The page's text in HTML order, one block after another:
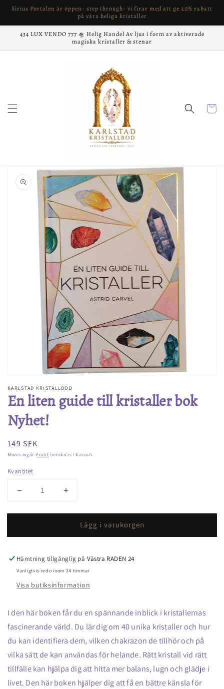
vidare
innehåll
Sirius Portalen är öppen- step through- vi firar med att ge 20% rabatt
på våra heliga kristaller
434 LUX VENDO 777 🛸 Helig Handel Av ljus i form av aktiverade
magiska kristaller & stenar
vidare till
Öppna
media
i
KARLSTAD KRISTALLBOD
En liten guide till kristaller bok
Nyhet!
Ordinarie
pris
149 SEK
Moms ingår. Frakt beräknas i kassan.
Kvantitet
Minska
för
liten
till
kristaller
Nyhet!
Öka
för
liten
till
kristaller
Nyhet!
Lägg i varukorgen
Hämtning tillgänglig på Västra RADEN 24
Vanligtvis redo inom 24 timmar
Visa butiksinformation
I den här boken får du en spännande inblick i kristallernas
fascinerande värld. Du lär dig om 40 unika kristaller och hur
du kan identifiera dem, vilken chakrazon de tillhör och på
vilka sätt de kan användas för helande. Rätt kristall vid rätt
tillfälle kan hjälpa dig att hitta mer balans, lugn och glädje i
livet. Den här boken hjälper dig att få en bättre känsla för